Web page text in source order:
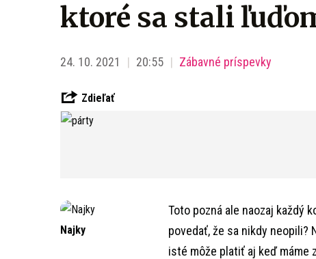
ktoré sa stali
24. 10. 2021 20:55 Zábavné príspevky
Zdieľať
Najky
Toto pozná ale naozaj každý
povedať, že sa nikdy neopili?
isté môže platiť aj keď máme